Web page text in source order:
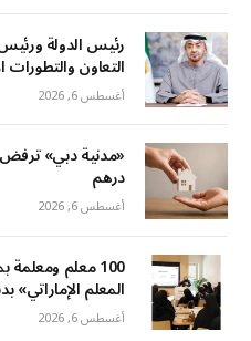
رئيس الدولة ورئيس
التعاون والتطورات
أغسطس 6, 2026
درهم
أغسطس 6, 2026
100 معلم
المعلم الإماراتي»
أغسطس 6, 2026